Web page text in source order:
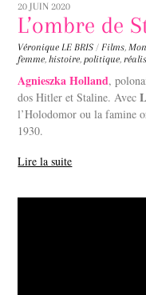
20 JUIN 2020
L’ombre de
Véronique LE BRIS / Films,
femme,histoire,politique,
Agnieszka Holland,
dos Hitler et Staline. Avec
l’Holodomor ou la famine
1930.
Lire la suite